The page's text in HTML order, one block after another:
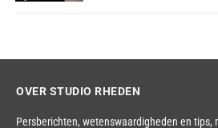
OVER STUDIO RHEDEN
Persberichten, wetenswaardigheden en tips,